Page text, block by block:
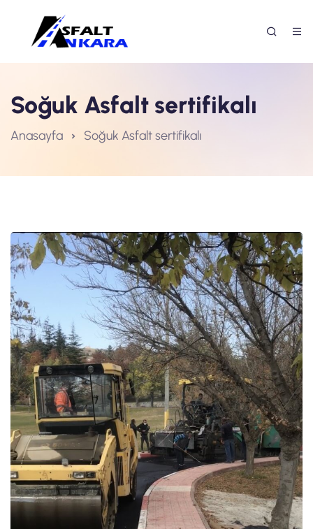
Soğuk Asfalt sertifikalı
Anasayfa Soğuk Asfalt sertifikalı